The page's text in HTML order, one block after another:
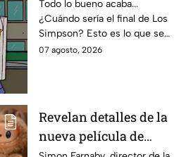
de Bart Simpson da
IMPACTANTE
declaración
Todo lo bueno acaba...
¿Cuándo sería el final de Los
Simpson? Esto es lo que se
sabe:
07 agosto, 2026
Revelan detalles de la
nueva película de